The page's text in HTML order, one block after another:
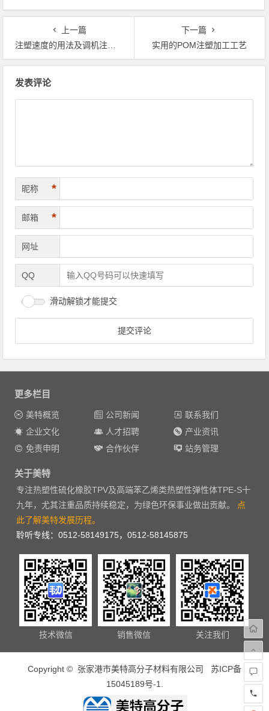
上一篇
注塑速度的用法及调机注意事项的经验总结
下一篇
实用的POM注塑加工工艺
发表评论
昵称 *
邮箱 *
网址
QQ
滑动解锁才能提交
更多栏目
美特概览 公司新闻
联系我们
企业文化
人才招聘
产业资讯
免责申明
合作伙伴 站务管理
关于美特
专注热塑性硫化橡胶TPV及高端苯乙烯类热塑性弹性体TPE-S十
九年，尤其注重品质持续稳定，为绿色环保事业做出贡献。 点
此了解美特发展历程。
聆听专线：0512-58149175，0512-58145875
技术微信 销售微信 关注我们
Copyright © 张家港市美特高分子材料有限公司 苏ICP备
15045189号-1.